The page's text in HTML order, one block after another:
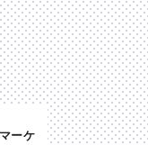
ーケ